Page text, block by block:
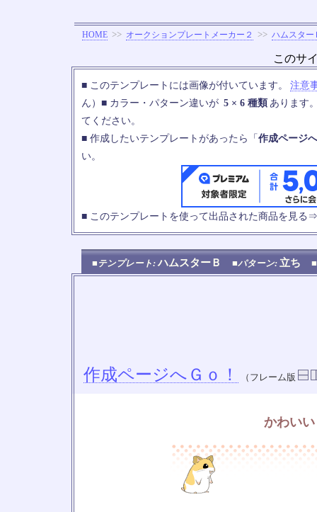
HOME >> オークションプレートメーカー２ >> ハムスター
このサ
■ このテンプレートには画像が付いています。
注意
ん）■ カラー・パターン違いが 5 × 6 種類 あります
てください。
■ 作成したいテンプレートがあったら「 作成ページ
い。
■ このテンプレートを使って出品された商品を見る
■テンプレート:ハムスターＢ ■パターン: 立ち
作成ページへＧｏ！ （フレーム版
かわい